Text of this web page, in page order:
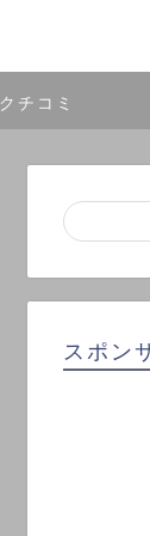
クチコミ
スポン